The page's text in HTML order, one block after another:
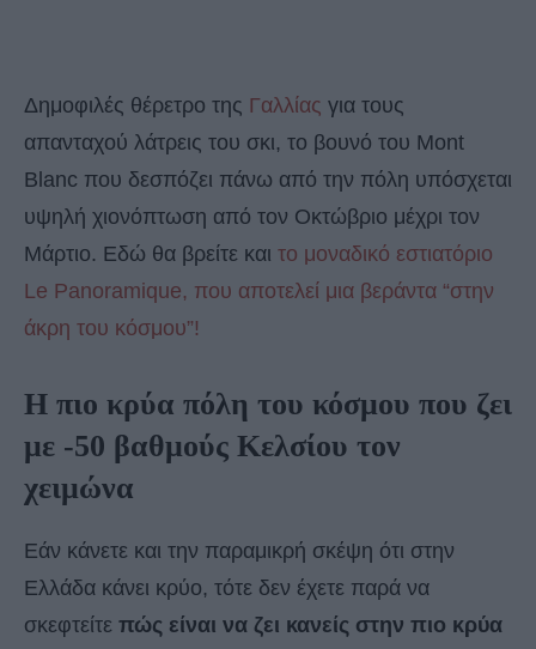
Δημοφιλές θέρετρο της Γαλλίας για τους
απανταχού λάτρεις του σκι, το βουνό του Mont
Blanc που δεσπόζει πάνω από την πόλη υπόσχεται
υψηλή χιονόπτωση από τον Οκτώβριο μέχρι τον
Μάρτιο. Εδώ θα βρείτε και το μοναδικό εστιατόριο
Le Panoramique, που αποτελεί μια βεράντα “στην
άκρη του κόσμου”!
Η πιο κρύα πόλη του κόσμου που ζει
με -50 βαθμούς Κελσίου τον
χειμώνα
Εάν κάνετε και την παραμικρή σκέψη ότι στην
Ελλάδα κάνει κρύο, τότε δεν έχετε παρά να
σκεφτείτε πώς είναι να ζει κανείς στην πιο κρύα